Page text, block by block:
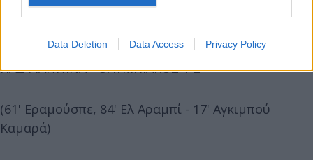
Data Deletion Data Access Privacy Policy
ΠΑΣ ΓΙΑΝΝΙΝΑ - ΟΛΥΜΠΙΑΚΟΣ 1-2
(61' Εραμούσπε, 84' Ελ Αραμπί - 17' Αγκιμπού
Καμαρά)